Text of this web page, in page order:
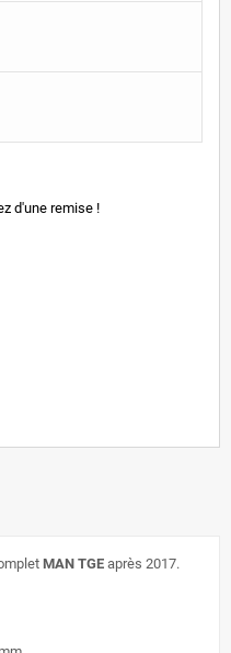
d'une remise !
MAN TGE après 2017.